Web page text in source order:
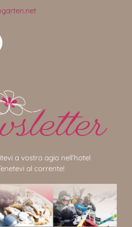
a vostro agio nell’hotel
al corrente!